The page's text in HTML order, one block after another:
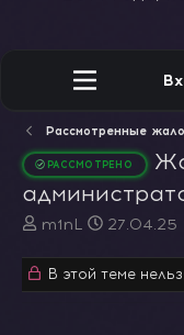
Рассмотренные
РАССМОТРЕНО
А
m1nL
Д
27.04.25
В этой теме